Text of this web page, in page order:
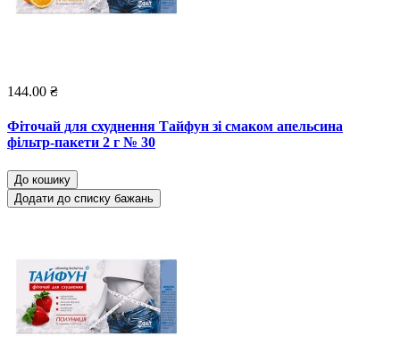
144.00 ₴
Фіточай для схуднення Тайфун зі смаком апельсина
фільтр-пакети 2 г № 30
До кошику
Додати до списку бажань